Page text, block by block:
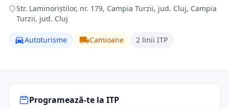
Str. Laminoriștilor, nr. 179, Campia Turzii, jud. Cluj, Campia
Turzii, jud. Cluj
Autoturisme Camioane 2 linii ITP
Programează-te la ITP